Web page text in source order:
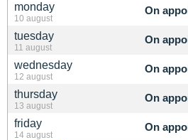
monday
10 august
On
tuesday
11 august
On
wednesday
12 august
On
thursday
13 august
On
friday
14 august
On